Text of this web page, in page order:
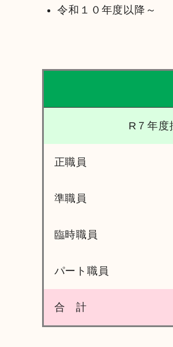
令和１０年度以降
R７年度
正職員
準職員
臨時職員
パート職員
合 計